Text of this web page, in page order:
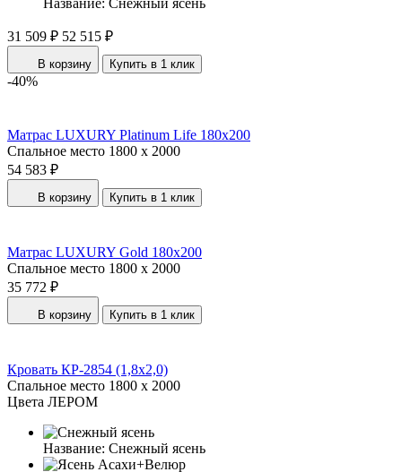
Название: Снежный ясень
31 509 ₽ 52 515 ₽
В корзину Купить в 1 клик
-40%
Матрас LUXURY Platinum Life 180x200
Спальное место 1800 x 2000
54 583 ₽
В корзину Купить в 1 клик
Матрас LUXURY Gold 180x200
Спальное место 1800 x 2000
35 772 ₽
В корзину Купить в 1 клик
Кровать КР-2854 (1,8x2,0)
Спальное место 1800 x 2000
Цвета ЛЕРОМ
Название: Снежный ясень